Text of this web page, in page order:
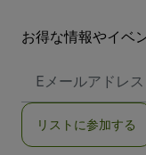
お得な情報やイベ
メ
ア
リストに参加する